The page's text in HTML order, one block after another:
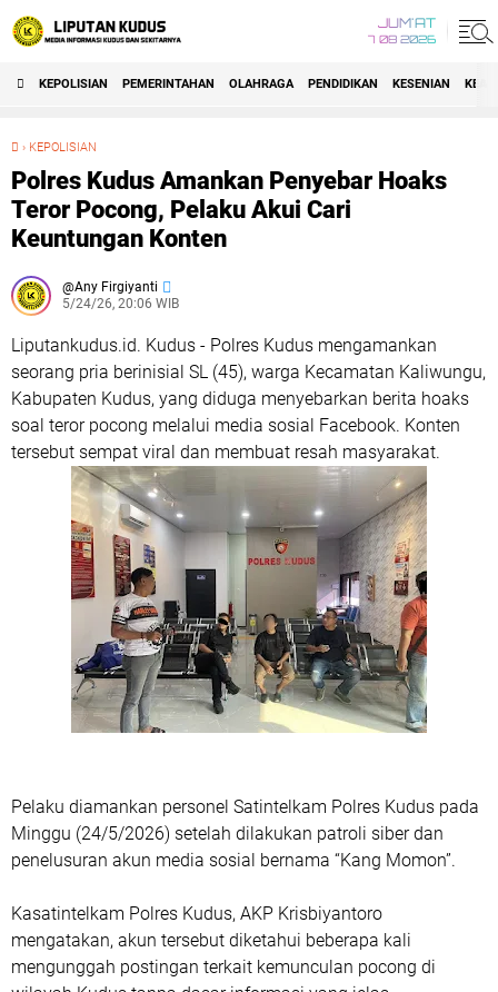
JUM'AT
7 08 2026
KEPOLISIAN PEMERINTAHAN OLAHRAGA PENDIDIKAN KESENIAN
› KEPOLISIAN
Polres Kudus Amankan Penyebar Hoaks
Teror Pocong, Pelaku Akui Cari
Keuntungan Konten
Any Firgiyanti
5/24/26, 20:06 WIB
Liputankudus.id. Kudus - Polres Kudus mengamankan
seorang pria berinisial SL (45), warga Kecamatan Kaliwungu,
Kabupaten Kudus, yang diduga menyebarkan berita hoaks
soal teror pocong melalui media sosial Facebook. Konten
tersebut sempat viral dan membuat resah masyarakat.
Pelaku diamankan personel Satintelkam Polres Kudus pada
Minggu (24/5/2026) setelah dilakukan patroli siber dan
penelusuran akun media sosial bernama “Kang Momon”.
Kasatintelkam Polres Kudus, AKP Krisbiyantoro
mengatakan, akun tersebut diketahui beberapa kali
mengunggah postingan terkait kemunculan pocong di